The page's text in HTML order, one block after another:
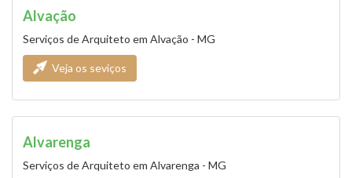
Alvação
Serviços de Arquiteto em Alvação - MG
Veja os seviços
Alvarenga
Serviços de Arquiteto em Alvarenga - MG